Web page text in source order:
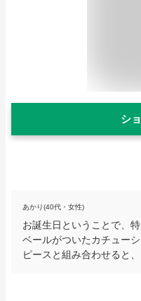
シ
あかり(40代・女性)
お誕生日ということで、
ベールがついたカチュー
ピースと組み合わせると